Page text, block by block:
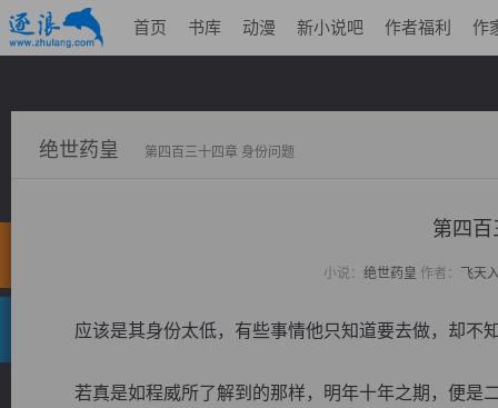
首页 书库 动漫 新小说吧 作者福利 作
绝世药皇 第四百三十四章 身份问题
第四百
小说： 绝世药皇 作者： 飞天
应该是其身份太低，有些事情他只知道要去做，却不
若真是如程威所了解到的那样，明年十年之期，便是